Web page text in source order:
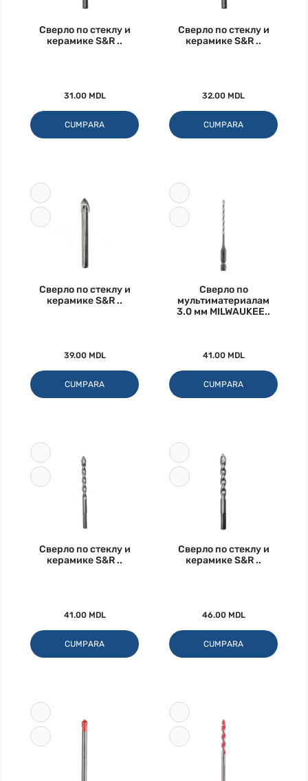
Сверло по стеклу и
керамике S&R ..
31.00 MDL
CUMPARA
Сверло по стеклу и
керамике S&R ..
32.00 MDL
CUMPARA
Сверло по стеклу и
керамике S&R ..
39.00 MDL
CUMPARA
Сверло по
мультиматериалам
3.0 мм MILWAUKEE..
41.00 MDL
CUMPARA
Сверло по стеклу и
керамике S&R ..
41.00 MDL
CUMPARA
Сверло по стеклу и
керамике S&R ..
46.00 MDL
CUMPARA